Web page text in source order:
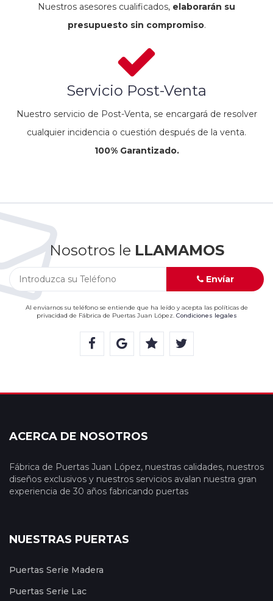
Nuestros asesores cualificados, elaborarán su
presupuesto sin compromiso.
Servicio Post-Venta
Nuestro servicio de Post-Venta, se encargará de resolver
cualquier incidencia o cuestión después de la venta.
100% Garantizado.
Nosotros le LLAMAMOS
Envíar
Al enviarnos su teléfono se entiende que ha leído y acepta las políticas de
privacidad de Fábrica de Puertas Juan López. Condiciones legales
ACERCA DE NOSOTROS
Fábrica de Puertas Juan López, nuestras calidades, nuestros
diseños exclusivos y nuestros servicios avalan nuestra gran
experiencia de 30 años fabricando puertas
NUESTRAS PUERTAS
Puertas Serie Madera
Puertas Serie Lac